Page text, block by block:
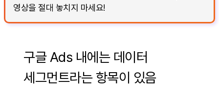
영상을 절대 놓치지 마세요!
구글 Ads 내에는 데이터
세그먼트라는 항목이 있음